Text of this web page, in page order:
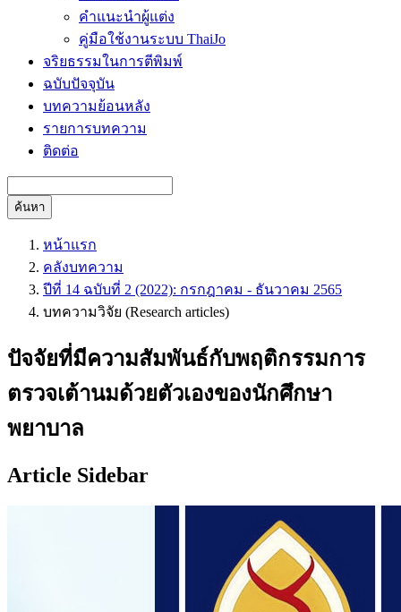
คำแนะนำผู้แต่ง
คู่มือใช้งานระบบ ThaiJo
จริยธรรมในการตีพิมพ์
ฉบับปัจจุบัน
บทความย้อนหลัง
รายการบทความ
ติดต่อ
ค้นหา
หน้าแรก
คลังบทความ
ปีที่ 14 ฉบับที่ 2 (2022): กรกฎาคม - ธันวาคม 2565
บทความวิจัย (Research articles)
ปัจจัยที่มีความสัมพันธ์กับพฤติกรรมการ
ตรวจเต้านมด้วยตัวเองของนักศึกษา
พยาบาล
Article Sidebar